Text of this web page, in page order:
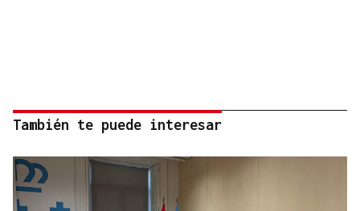
También te puede interesar